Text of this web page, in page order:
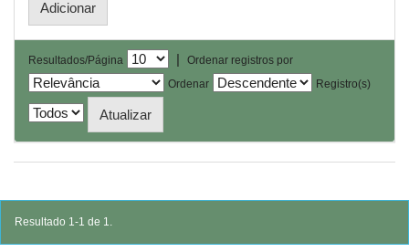
Resultados/Página |
Ordenar registros por
Ordenar
Registro(s)
Resultado 1-1 de 1.